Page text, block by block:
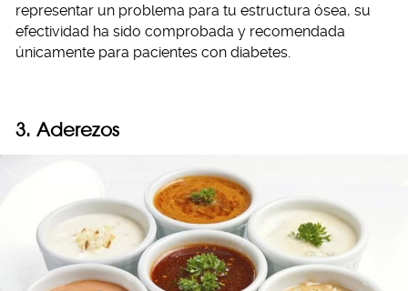
representar un problema para tu estructura ósea, su
efectividad ha sido comprobada y recomendada
únicamente para pacientes con diabetes.
3. Aderezos